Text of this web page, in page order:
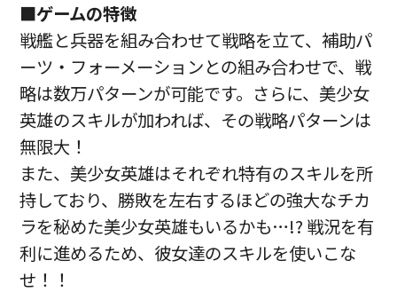
■ゲームの特徴
戦艦と兵器を組み合わせて戦略を立て、補助パ
ーツ・フォーメーションとの組み合わせで、戦
略は数万パターンが可能です。さらに、美少女
英雄のスキルが加われば、その戦略パターンは
無限大！
また、美少女英雄はそれぞれ特有のスキルを所
持しており、勝敗を左右するほどの強大なチカ
ラを秘めた美少女英雄もいるかも…!? 戦況を有
利に進めるため、彼女達のスキルを使いこな
せ！！